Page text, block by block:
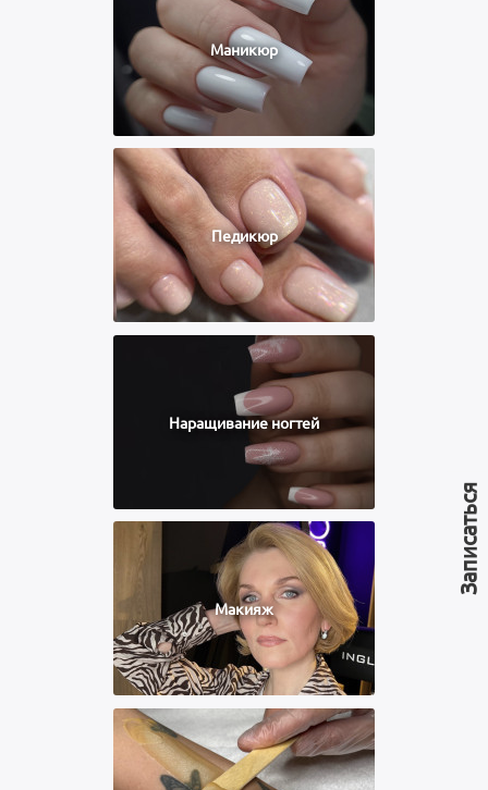
Маникюр
Педикюр
Наращивание ногтей
Макияж
Записаться